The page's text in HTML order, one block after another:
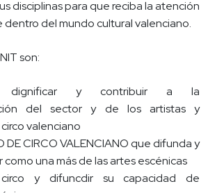
disciplinas para que reciba la atención
del mundo cultural valenciano.
son:
dignificar y contribuir a la
del sector y de los artistas y
valenciano
DE CIRCO VALENCIANO que difunda y
una más de las artes escénicas
y difuncdir su capacidad de